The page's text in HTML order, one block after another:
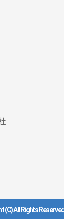
(C) All Rights